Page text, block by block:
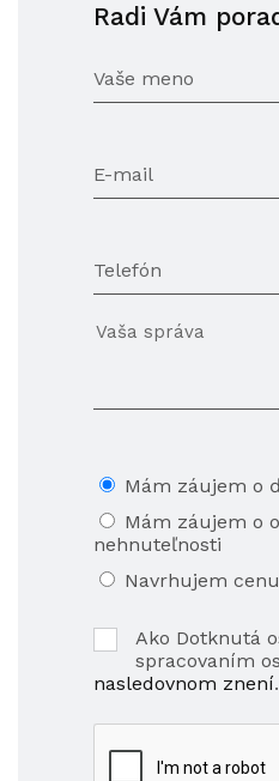
Radi Vám
Vaše meno
E-mail
Telefón
Mám záujem o
Mám záujem o
nehnuteľnosti
Navrhujem cenu
Ako Dotknutá
spracovaním
nasledovnom znení.